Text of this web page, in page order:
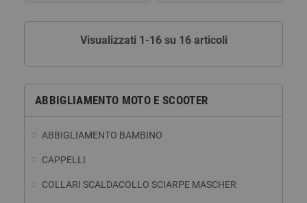
ABBIGLIAMENTO MOTO E SCOOTER
ABBIGLIAMENTO BAMBINO
CAPPELLI
COLLARI SCALDACOLLO SCIARPE MASCHER
Visualizzati 1-16 su 16 articoli